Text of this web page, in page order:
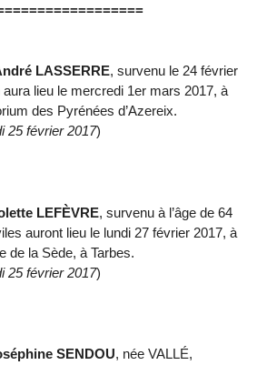
LASSERRE, survenu le 24 février
lieu le mercredi 1er mars 2017, à
des Pyrénées d’Azereix.
25 février 2017)
LEFÈVRE, survenu à l’âge de 64
auront lieu le lundi 27 février 2017, à
de la Sède, à Tarbes.
25 février 2017)
SENDOU, née VALLÉ,